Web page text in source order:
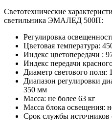
Светотехнические
светильника ЭМАЛЕД 500П:
Регулировка
Цветовая температура:
Индекс цветопередачи :
Индекс передачи
Диаметр светового поля:
Диапазон регулировки
350 мм
Масса: не более 63 кг
Масса блока освещения:
Срок службы источников